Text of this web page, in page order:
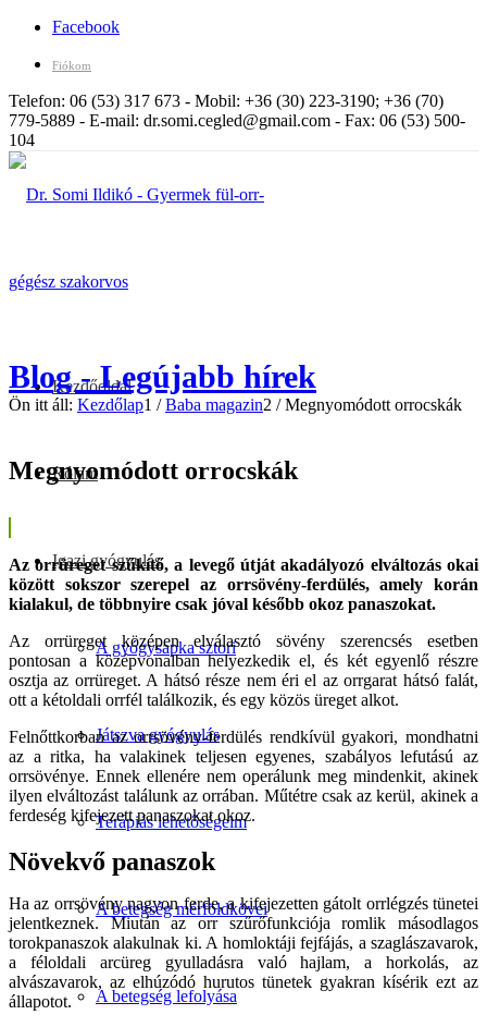
Facebook
Fiókom
Telefon: 06 (53) 317 673 - Mobil: +36 (30) 223-3190; +36 (70)
779-5889 - E-mail: dr.somi.cegled@gmail.com - Fax: 06 (53) 500-
104
Kezdőoldal
Rólam
Igazi gyógyulás
A gyógysapka sztori
Játszva gyógyulás
Terápiás lehetőségeim
A betegség mérföldkövei
A betegség lefolyása
Blog - Legújabb hírek
Ön itt áll: Kezdőlap1 / Baba magazin2 / Megnyomódott orrocskák
Megnyomódott orrocskák
Az orrüreget szűkítő, a levegő útját akadályozó elváltozás okai
között sokszor szerepel az orrsövény-ferdülés, amely korán
kialakul, de többnyire csak jóval később okoz panaszokat.
Az orrüreget középen elválasztó sövény szerencsés esetben
pontosan a középvonalban helyezkedik el, és két egyenlő részre
osztja az orrüreget. A hátsó része nem éri el az orrgarat hátsó falát,
ott a kétoldali orrfél találkozik, és egy közös üreget alkot.
Felnőttkorban az orrsövény-ferdülés rendkívül gyakori, mondhatni
az a ritka, ha valakinek teljesen egyenes, szabályos lefutású az
orrsövénye. Ennek ellenére nem operálunk meg mindenkit, akinek
ilyen elváltozást találunk az orrában. Műtétre csak az kerül, akinek a
ferdeség kifejezett panaszokat okoz.
Növekvő panaszok
Ha az orrsövény nagyon ferde, a kifejezetten gátolt orrlégzés tünetei
jelentkeznek. Miután az orr szűrőfunkciója romlik másodlagos
torokpanaszok alakulnak ki. A homloktáji fejfájás, a szaglászavarok,
a féloldali arcüreg gyulladásra való hajlam, a horkolás, az
alvászavarok, az elhúzódó hurutos tünetek gyakran kísérik ezt az
állapotot.